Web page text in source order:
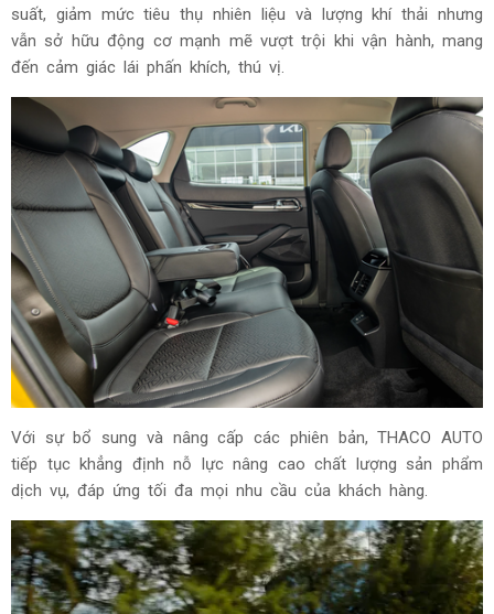
suất, giảm mức tiêu thụ nhiên liệu và lượng khí thải nhưng
vẫn sở hữu động cơ mạnh mẽ vượt trội khi vận hành, mang
đến cảm giác lái phấn khích, thú vị.
Với sự bổ sung và nâng cấp các phiên bản, THACO AUTO
tiếp tục khẳng định nỗ lực nâng cao chất lượng sản phẩm
dịch vụ, đáp ứng tối đa mọi nhu cầu của khách hàng.